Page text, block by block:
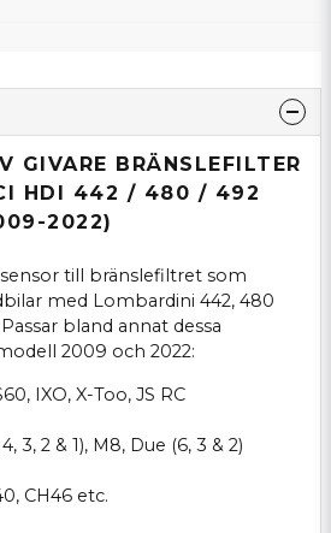
GIVARE BRÄNSLEFILTER
HDI 442 / 480 / 492
2022)
till bränslefiltret som
med Lombardini 442, 480
bland annat dessa
2009 och 2022:
IXO, X-Too, JS RC
3, 2 & 1), M8, Due (6, 3 & 2)
CH46 etc.